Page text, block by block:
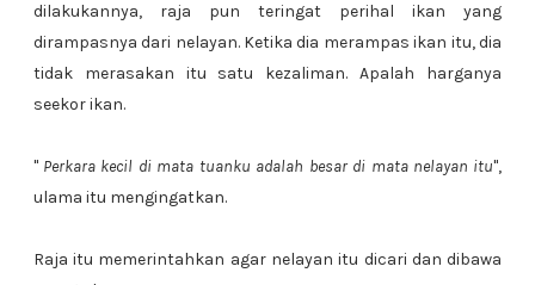
dilakukannya, raja pun teringat perihal ikan yang
dirampasnya dari nelayan. Ketika dia merampas ikan itu, dia
tidak merasakan itu satu kezaliman. Apalah harganya
seekor ikan.
" Perkara kecil di mata tuanku adalah besar di mata nelayan itu",
ulama itu mengingatkan.
Raja itu memerintahkan agar nelayan itu dicari dan dibawa